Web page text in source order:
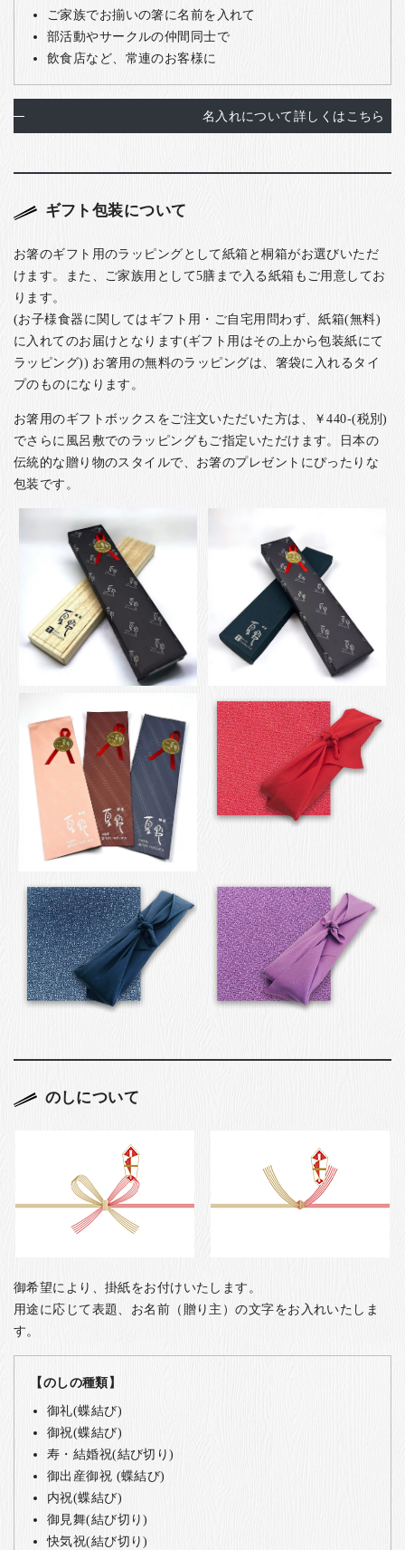
ご家族でお揃いの箸に名前を入れて
部活動やサークルの仲間同士で
飲食店など、常連のお客様に
名入れについて詳しくはこちら
ギフト包装について
お箸のギフト用のラッピングとして紙箱と桐箱がお選びいただ
けます。また、ご家族用として5膳まで入る紙箱もご用意してお
ります。
(お子様食器に関してはギフト用・ご自宅用問わず、紙箱(無料)
に入れてのお届けとなります(ギフト用はその上から包装紙にて
ラッピング)) お箸用の無料のラッピングは、箸袋に入れるタイ
プのものになります。
お箸用のギフトボックスをご注文いただいた方は、￥440-(税別)
でさらに風呂敷でのラッピングもご指定いただけます。日本の
伝統的な贈り物のスタイルで、お箸のプレゼントにぴったりな
包装です。
のしについて
御希望により、掛紙をお付けいたします。
用途に応じて表題、お名前（贈り主）の文字をお入れいたしま
す。
【のしの種類】
御礼(蝶結び)
御祝(蝶結び)
寿・結婚祝(結び切り)
御出産御祝 (蝶結び)
内祝(蝶結び)
御見舞(結び切り)
快気祝(結び切り)